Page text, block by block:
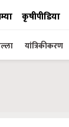
कृषीपीडिया
यांत्रिकीकरण